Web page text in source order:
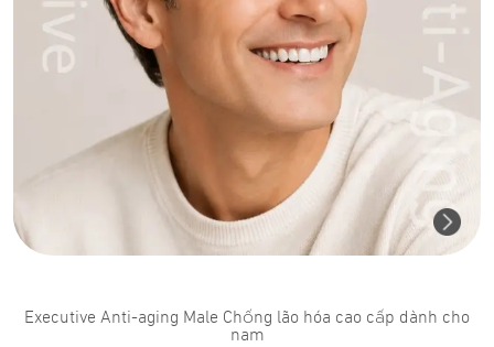
Executive Anti-aging Male Chống lão hóa cao cấp dành cho
nam